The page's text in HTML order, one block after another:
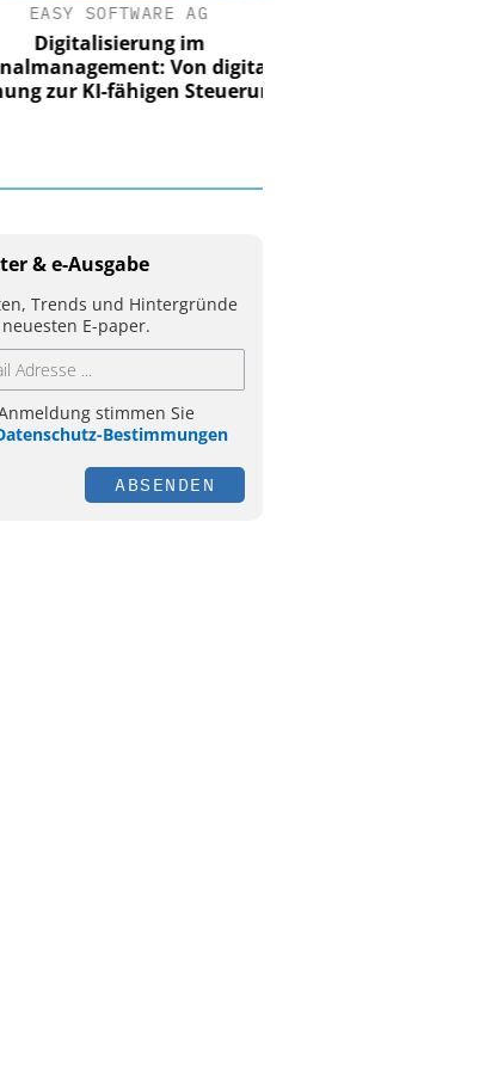
EASY SOFTWARE AG
Digitalisierung im
Von digitaler
zur KI-fähigen Steuerung
& e-Ausgabe
Trends und Hintergründe
E-paper.
stimmen Sie
Bestimmungen
ABSENDEN